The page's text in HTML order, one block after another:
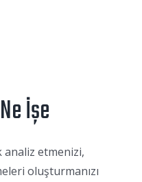
İşe
etmenizi,
oluşturmanızı